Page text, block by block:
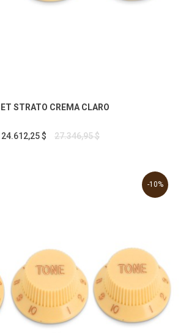
STRATO CREMA CLARO
24.612,25 $ 27.346,95 $
-10%